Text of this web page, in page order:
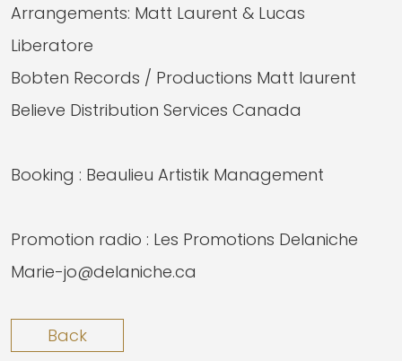
Arrangements: Matt Laurent & Lucas
Liberatore
Bobten Records / Productions Matt laurent
Believe Distribution Services Canada
Booking : Beaulieu Artistik Management
Promotion radio : Les Promotions Delaniche
Marie-jo@delaniche.ca
Back